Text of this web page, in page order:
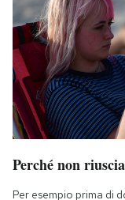
Perché non
Per esempio prima di